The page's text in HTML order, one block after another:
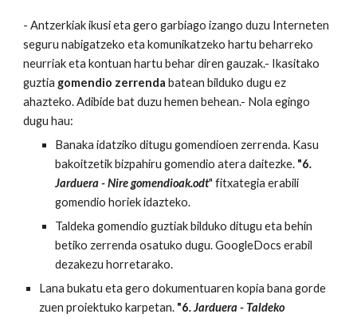
- Antzerkiak ikusi eta gero garbiago izango duzu Interneten
seguru nabigatzeko eta komunikatzeko hartu beharreko
neurriak eta kontuan hartu behar diren gauzak.- Ikasitako
guztia gomendio zerrenda batean bilduko dugu ez
ahazteko. Adibide bat duzu hemen behean.- Nola egingo
dugu hau:
Banaka idatziko ditugu gomendioen zerrenda. Kasu
bakoitzetik bizpahiru gomendio atera daitezke. "6.
Jarduera - Nire gomendioak.odt" fitxategia erabili
gomendio horiek idazteko.
Taldeka gomendio guztiak bilduko ditugu eta behin
betiko zerrenda osatuko dugu. GoogleDocs erabil
dezakezu horretarako.
Lana bukatu eta gero dokumentuaren kopia bana gorde
zuen proiektuko karpetan. "6. Jarduera - Taldeko